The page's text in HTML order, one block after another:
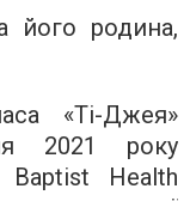
його родина,
«Ті-Джея»
2021 року
Baptist Health